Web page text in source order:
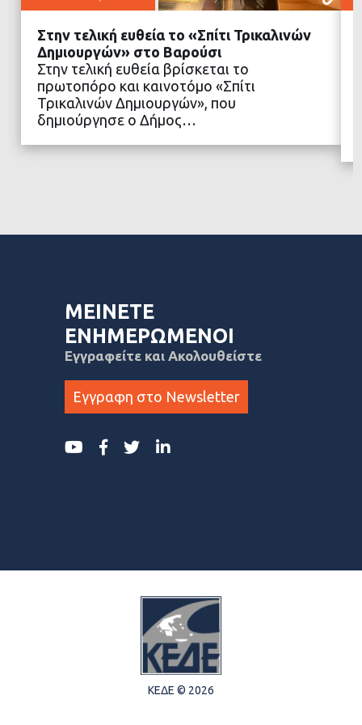
ΔΙΑΒΑΣΤΕ ΠΕΡΙΣΣΟΤΕΡΑ
Στην τελική ευθεία το «Σπίτι Τρικαλινών
Δημιουργών» στο Βαρούσι
Στην τελική ευθεία βρίσκεται το
πρωτοπόρο και καινοτόμο «Σπίτι
Τρικαλινών Δημιουργών», που
δημιούργησε ο Δήμος…
ΜΕΙΝΕΤΕ
ΕΝΗΜΕΡΩΜΕΝΟΙ
Εγγραφείτε και Ακολουθείστε
Εγγραφη στο Newsletter
ΚΕΔΕ © 2026